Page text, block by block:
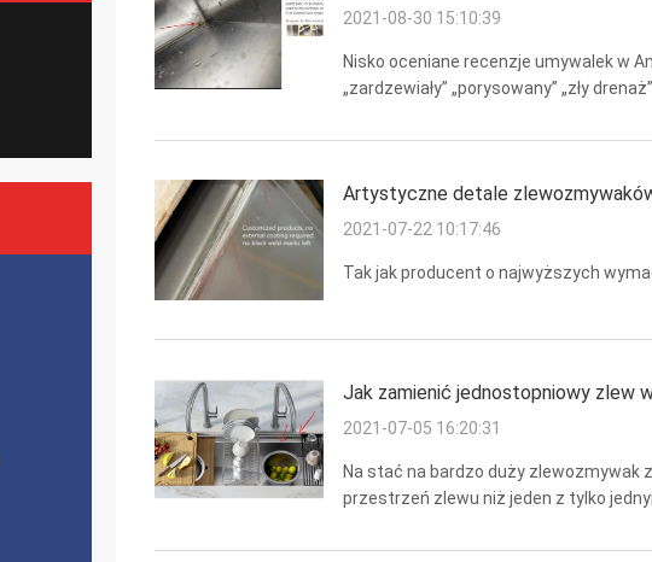
2021-08-30 15:10:39
Nisko oceniane recenzje umywalek w
„zardzewiały” „porysowany” „zły
Artystyczne detale
2021-07-22 10:17:46
Tak jak producent o najwyższych
Jak zamienić jednostopniowy zlew
2021-07-05 16:20:31
Na stać na bardzo duży zlewozmywak
przestrzeń zlewu niż jeden z tylko
...